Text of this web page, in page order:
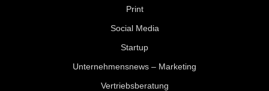
Print
Social Media
Startup
Unternehmensnews – Marketing
Vertriebsberatung